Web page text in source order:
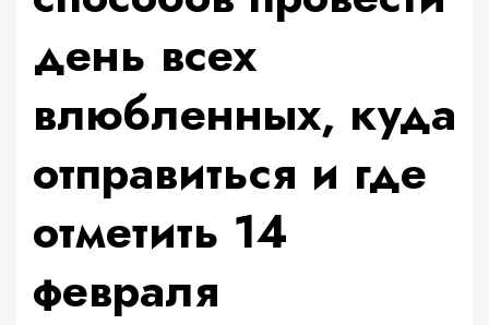
день всех
влюбленных, куда
отправиться и где
отметить 14
февраля